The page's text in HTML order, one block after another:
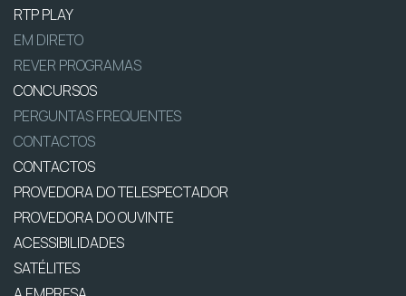
RTP PLAY
EM DIRETO
REVER PROGRAMAS
CONCURSOS
PERGUNTAS FREQUENTES
CONTACTOS
CONTACTOS
PROVEDORA DO TELESPECTADOR
PROVEDORA DO OUVINTE
ACESSIBILIDADES
SATÉLITES